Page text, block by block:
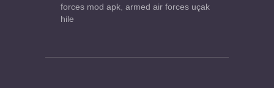
forces mod apk armed air forces uçak
hile